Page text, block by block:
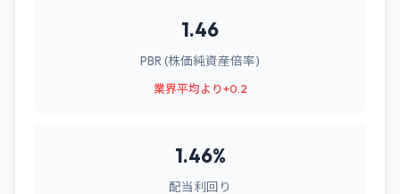
1.46
PBR (株価純資産倍率)
業界平均より+0.2
1.46%
配当利回り